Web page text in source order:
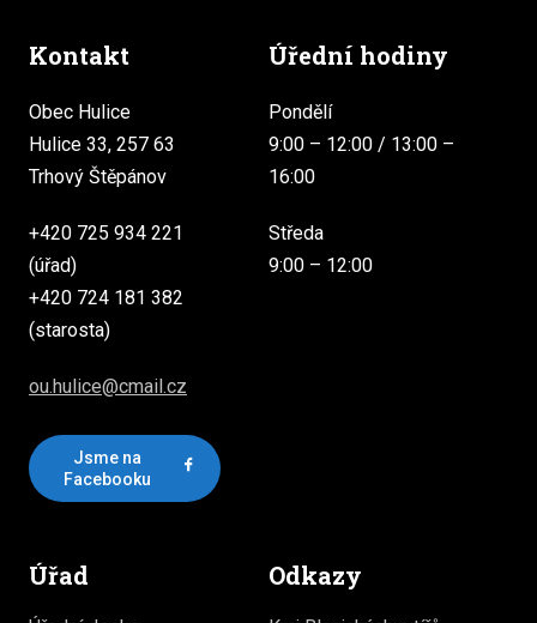
Kontakt
Obec Hulice
Hulice 33, 257 63
Trhový Štěpánov
+420 725 934 221
(úřad)
+420 724 181 382
(starosta)
ou.hulice@cmail.cz
Jsme na
Facebooku
Úřední hodiny
Pondělí
9:00 – 12:00 / 13:00 –
16:00
Středa
9:00 – 12:00
Úřad Odkazy